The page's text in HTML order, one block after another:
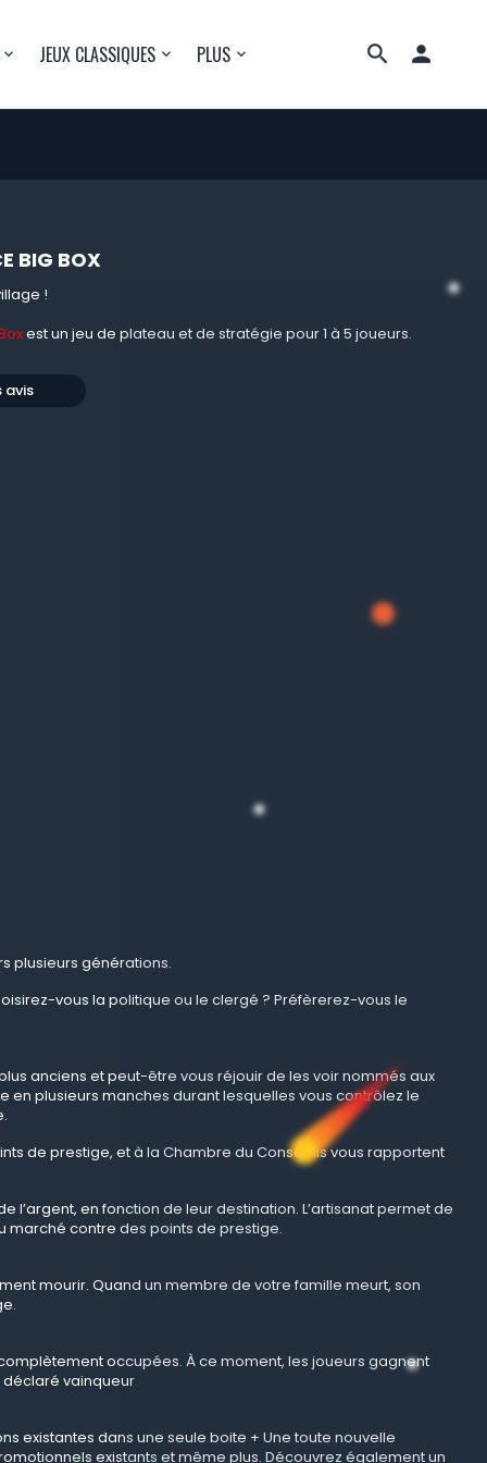

JEUX CLASSIQUES PLUS
BIG BOX
!
est un jeu de plateau et de stratégie pour 1 à 5 joueurs.
avis
plusieurs générations.
vous la politique ou le clergé ? Préfèrerez-vous le
anciens et peut-être vous réjouir de les voir nommés aux
plusieurs manches durant lesquelles vous contrôlez le
de prestige, et à la Chambre du Conseil ils vous rapportent
l’argent, en fonction de leur destination. L’artisanat permet de
marché contre des points de prestige.
mourir. Quand un membre de votre famille meurt, son
occupées. À ce moment, les joueurs gagnent
déclaré vainqueur
existantes dans une seule boite + Une toute nouvelle
existants et même plus. Découvrez également un